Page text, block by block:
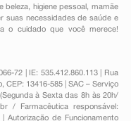
beleza, higiene pessoal ,mamãe
suas necessidades de saúde e
o cuidado que você merece!
72 | IE: 535.412.860.113 | Rua
CEP: 13416-585 | SAC – Serviço
à Sexta das 8h às 20h/
/ Farmacêutica responsável:
Autorização de Funcionamento